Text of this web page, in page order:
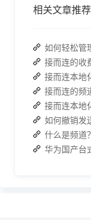
相关文章推荐
接而连的收
如何撤销发
什么是频道？